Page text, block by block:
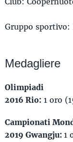
Gruppo
Medagliere
Olimpiadi
2016 Rio: 1 oro
Campionati
2019 Gwangju:1